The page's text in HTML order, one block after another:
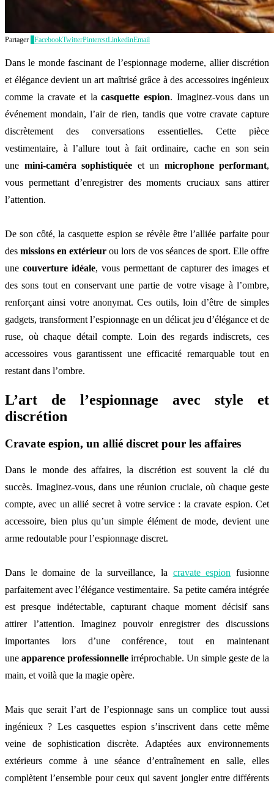
Partager FacebookTwitterPinterestLinkedinEmail
Dans le monde fascinant de l’espionnage moderne, allier discrétion
et élégance devient un art maîtrisé grâce à des accessoires ingénieux
comme la cravate et lacasquette espion. Imaginez-vous dans un
événement mondain, l’air de rien, tandis que votre cravate capture
discrètement des conversations essentielles. Cette pièce
vestimentaire, à l’allure tout à fait ordinaire, cache en son sein
une mini-caméra sophistiquée et un microphone performant,
vous permettant d’enregistrer des moments cruciaux sans attirer
l’attention.
De son côté, la casquette espion se révèle être l’alliée parfaite pour
desmissions en extérieur ou lors de vos séances de sport. Elle offre
une couverture idéale, vous permettant de capturer des images et
des sons tout en conservant une partie de votre visage à l’ombre,
renforçant ainsi votre anonymat. Ces outils, loin d’être de simples
gadgets, transforment l’espionnage en un délicat jeu d’élégance et de
ruse, où chaque détail compte. Loin des regards indiscrets, ces
accessoires vous garantissent une efficacité remarquable tout en
restant dans l’ombre.
L’art de l’espionnage avec style et
discrétion
Cravate espion, un allié discret pour les affaires
Dans le monde des affaires, la discrétion est souvent la clé du
succès. Imaginez-vous, dans une réunion cruciale, où chaque geste
compte, avec un allié secret à votre service : la cravate espion. Cet
accessoire, bien plus qu’un simple élément de mode, devient une
arme redoutable pour l’espionnage discret.
Dans le domaine de la surveillance, la cravate espion fusionne
parfaitement avec l’élégance vestimentaire. Sa petite caméra intégrée
est presque indétectable, capturant chaque moment décisif sans
attirer l’attention. Imaginez pouvoir enregistrer des discussions
importantes lors d’une conférence, tout en maintenant
une apparence professionnelle irréprochable. Un simple geste de la
main, et voilà que la magie opère.
Mais que serait l’art de l’espionnage sans un complice tout aussi
ingénieux ? Les casquettes espion s’inscrivent dans cette même
veine de sophistication discrète. Adaptées aux environnements
extérieurs comme à une séance d’entraînement en salle, elles
complètent l’ensemble pour ceux qui savent jongler entre différents